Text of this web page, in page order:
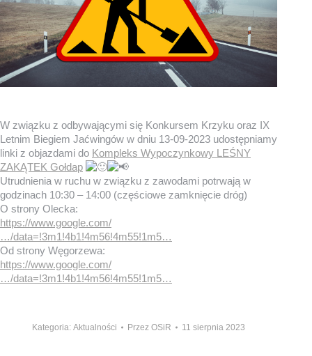
W związku z odbywającymi się Konkursem Krzyku oraz IX
Letnim Biegiem Jaćwingów w dniu 13-09-2023 udostępniamy
linki z objazdami do Kompleks Wypoczynkowy LEŚNY
ZAKĄTEK Gołdap
Utrudnienia w ruchu w związku z zawodami potrwają w
godzinach 10:30 – 14:00 (częściowe zamknięcie dróg)
O strony Olecka:
https://www.google.com/
…/data=!3m1!4b1!4m56!4m55!1m5…
Od strony Węgorzewa:
https://www.google.com/
…/data=!3m1!4b1!4m56!4m55!1m5…
Kategoria: Aktualności Przez OSiR 11 sierpnia 2023